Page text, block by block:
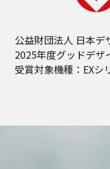
公益財団法人 日本デ
2025年度グッドデザ
受賞対象機種：EXシ